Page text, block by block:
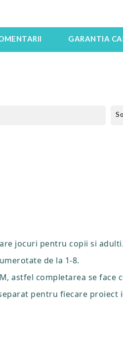
GARANTIA
jocuri pentru copii si adulti.
de la 1-8.
astfel completarea se face
pentru fiecare proiect